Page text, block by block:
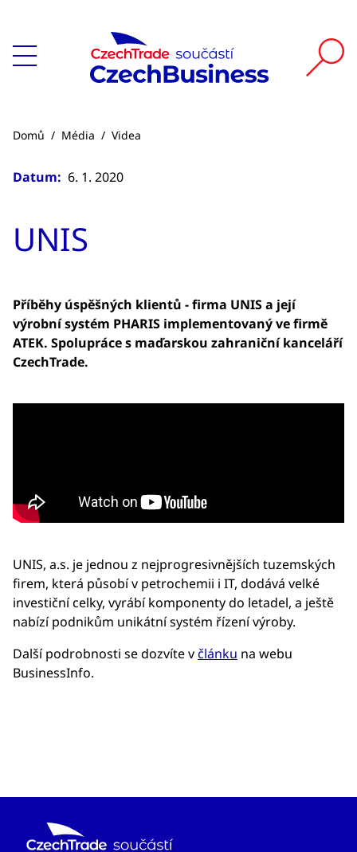
Domů / Média / Videa
Datum: 6. 1. 2020
UNIS
Příběhy úspěšných klientů - firma UNIS a její
výrobní systém PHARIS implementovaný ve firmě
ATEK. Spolupráce s maďarskou zahraniční kanceláří
CzechTrade.
UNIS, a.s. je jednou z nejprogresivnějších tuzemských
firem, která působí v petrochemii i IT, dodává velké
investiční celky, vyrábí komponenty do letadel, a ještě
nabízí podnikům unikátní systém řízení výroby.
Další podrobnosti se dozvíte včlánku na webu
BusinessInfo.